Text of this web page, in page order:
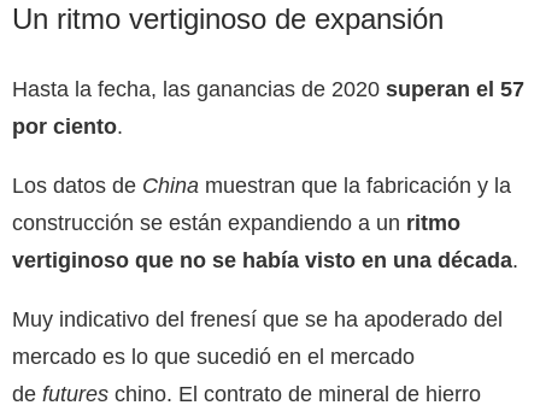
Un ritmo vertiginoso de expansión
Hasta la fecha, las ganancias de 2020 superan el 57
por ciento.
Los datos de China muestran que la fabricación y la
construcción se están expandiendo a un ritmo
vertiginoso que no se había visto en una década.
Muy indicativo del frenesí que se ha apoderado del
mercado es lo que sucedió en el mercado
de futures chino. El contrato de mineral de hierro